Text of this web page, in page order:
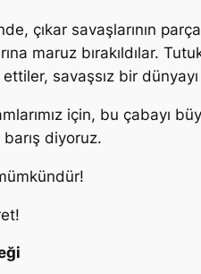
çıkar savaşlarının
maruz bırakıldılar.
savaşsız bir
için, bu çabayı
diyoruz.